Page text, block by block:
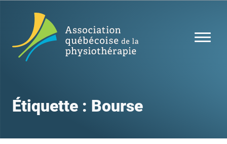
Étiquette : Bourse